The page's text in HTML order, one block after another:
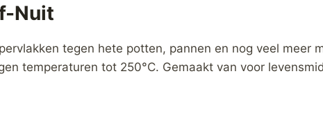
Nuit
tegen hete potten, pannen en nog veel meer
temperaturen tot 250°C. Gemaakt van voor